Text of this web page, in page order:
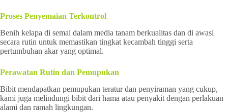
Proses Penyemaian Terkontrol
Benih kelapa di semai dalam media tanam berkualitas dan di awasi
secara rutin untuk memastikan tingkat kecambah tinggi serta
pertumbuhan akar yang optimal.
Perawatan Rutin dan Pemupukan
Bibit mendapatkan pemupukan teratur dan penyiraman yang cukup,
kami juga melindungi bibit dari hama atau penyakit dengan perlakuan
alami dan ramah lingkungan.